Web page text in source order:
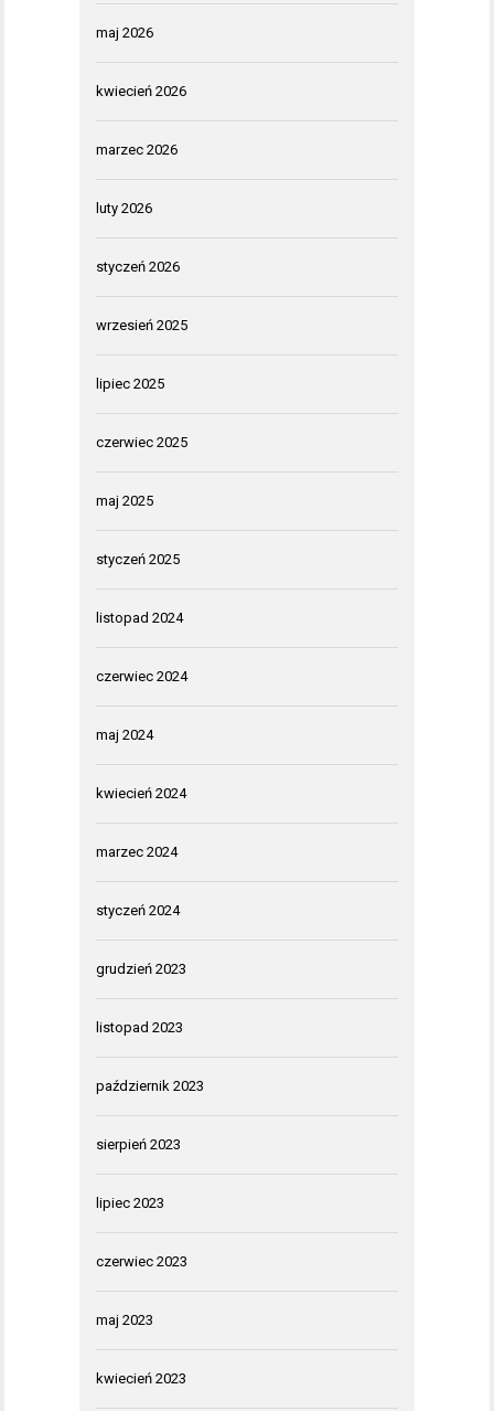
maj 2026
kwiecień 2026
marzec 2026
luty 2026
styczeń 2026
wrzesień 2025
lipiec 2025
czerwiec 2025
maj 2025
styczeń 2025
listopad 2024
czerwiec 2024
maj 2024
kwiecień 2024
marzec 2024
styczeń 2024
grudzień 2023
listopad 2023
październik 2023
sierpień 2023
lipiec 2023
czerwiec 2023
maj 2023
kwiecień 2023